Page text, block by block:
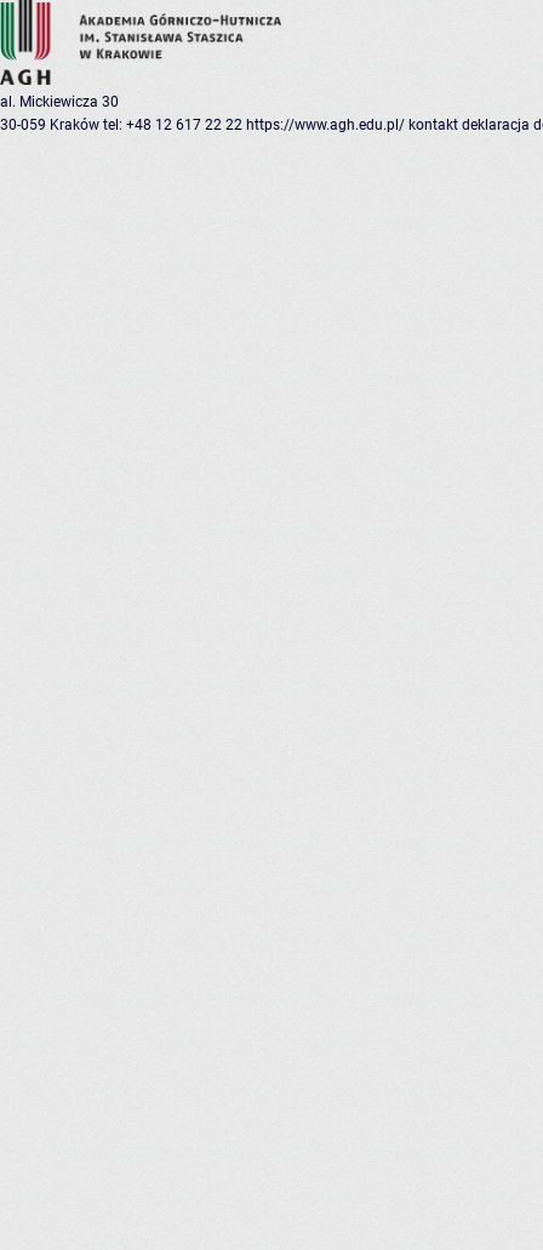
al. Mickiewicza 30
30-059 Kraków tel: +48 12 617 22 22 https://www.agh.edu.pl/ kontakt deklaracja